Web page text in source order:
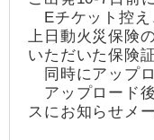
Eチケット控え
上日動火災保険
いただいた保険
同時にアップロ
アップロード
スにお知らせメ